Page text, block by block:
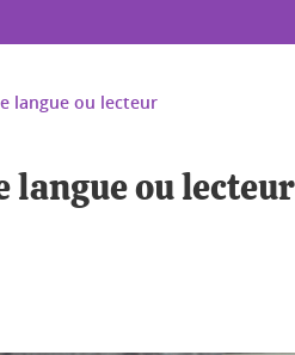
langue ou lecteur
langue ou lecteur